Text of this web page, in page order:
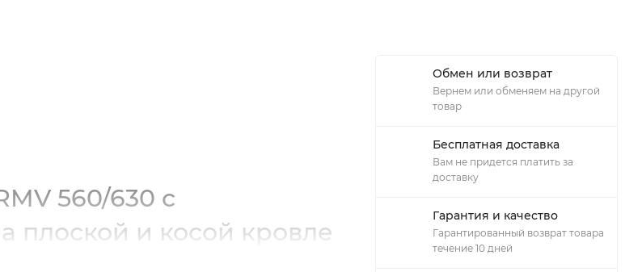
560/630 с
плоской и косой кровле
Обмен или возврат
Вернем или обменяем на другой
товар
Бесплатная доставка
Вам не придется платить за
доставку
Гарантия и качество
Гарантированный возврат товара
течение 10 дней